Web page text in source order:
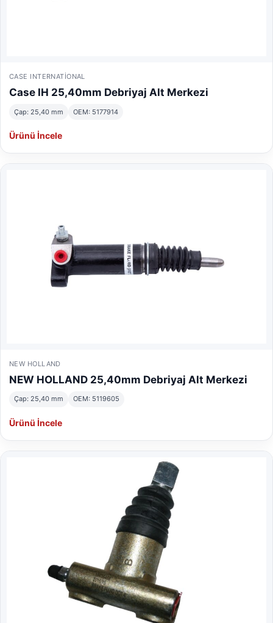
CASE INTERNATIONAL
Case IH 25,40mm Debriyaj Alt Merkezi
Çap: 25,40 mm OEM: 5177914
Ürünü İncele
NEW HOLLAND
NEW HOLLAND 25,40mm Debriyaj Alt Merkezi
Çap: 25,40 mm OEM: 5119605
Ürünü İncele